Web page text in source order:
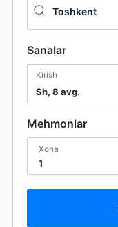
Sanalar
Kirish
Sh, 8 avg.
Mehmonlar
1
xona